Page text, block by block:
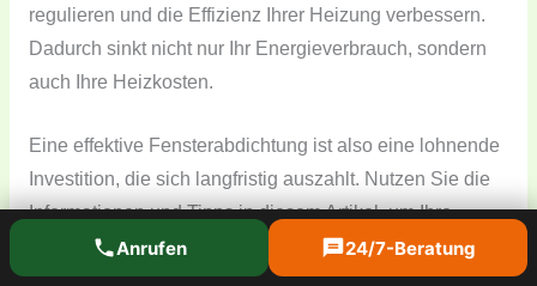
regulieren und die Effizienz Ihrer Heizung verbessern.
Dadurch sinkt nicht nur Ihr Energieverbrauch, sondern
auch Ihre Heizkosten.
Eine effektive Fensterabdichtung ist also eine lohnende
Investition, die sich langfristig auszahlt. Nutzen Sie die
Informationen und Tipps in diesem Artikel, um Ihre
Fenster optimal abzudichten und von den zahlreichen
Vorteilen zu profitieren. Machen Sie Ihre Wohnräume
Anrufen 24/7-Beratung